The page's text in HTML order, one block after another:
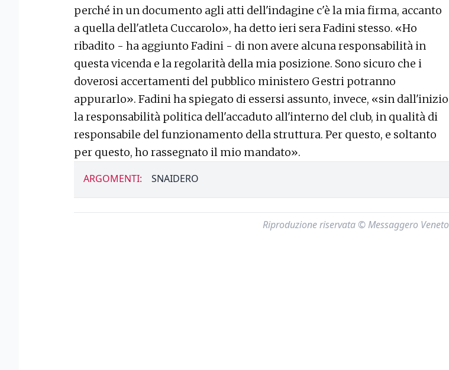
perché in un documento agli atti dell'indagine c'è la mia firma, accanto
a quella dell'atleta Cuccarolo», ha detto ieri sera Fadini stesso. «Ho
ribadito - ha aggiunto Fadini - di non avere alcuna responsabilità in
questa vicenda e la regolarità della mia posizione. Sono sicuro che i
doverosi accertamenti del pubblico ministero Gestri potranno
appurarlo». Fadini ha spiegato di essersi assunto, invece, «sin dall'inizio
la responsabilità politica dell'accaduto all'interno del club, in qualità di
responsabile del funzionamento della struttura. Per questo, e soltanto
per questo, ho rassegnato il mio mandato».
ARGOMENTI: SNAIDERO
Riproduzione riservata © Messaggero Veneto